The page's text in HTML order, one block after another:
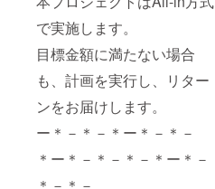
で実施します。
目標金額に満たない場合
も、計画を実行し、リター
ンをお届けします。
ー＊－＊－＊ー＊－＊－
＊ー＊－＊－＊－＊ー＊－